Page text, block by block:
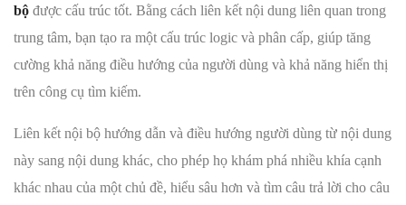
bộ được cấu trúc tốt. Bằng cách liên kết nội dung liên quan trong
trung tâm, bạn tạo ra một cấu trúc logic và phân cấp, giúp tăng
cường khả năng điều hướng của người dùng và khả năng hiển thị
trên công cụ tìm kiếm.
Liên kết nội bộ hướng dẫn và điều hướng người dùng từ nội dung
này sang nội dung khác, cho phép họ khám phá nhiều khía cạnh
khác nhau của một chủ đề, hiểu sâu hơn và tìm câu trả lời cho câu